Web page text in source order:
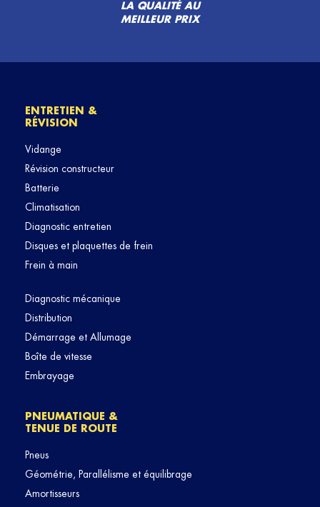
LA QUALITÉ AU
MEILLEUR PRIX
ENTRETIEN &
RÉVISION
Vidange
Révision constructeur
Batterie
Climatisation
Diagnostic entretien
Disques et plaquettes de frein
Frein à main
Diagnostic mécanique
Distribution
Démarrage et Allumage
Boîte de vitesse
Embrayage
PNEUMATIQUE &
TENUE DE ROUTE
Pneus
Géométrie, Parallélisme et équilibrage
Amortisseurs